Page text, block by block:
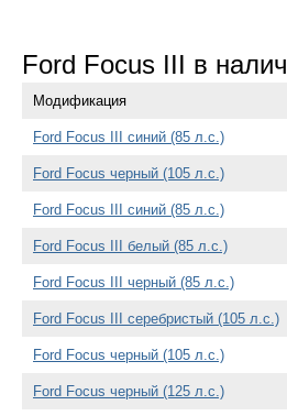
Ford Focus III в
Модификация
Ford Focus III синий (85 л.с.)
Ford Focus черный (105 л.с.)
Ford Focus III синий (85 л.с.)
Ford Focus III белый (85 л.с.)
Ford Focus III черный (85 л.с.)
Ford Focus III серебристый (105 л.с.)
Ford Focus черный (105 л.с.)
Ford Focus черный (125 л.с.)